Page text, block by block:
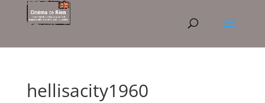
hellisacity1960